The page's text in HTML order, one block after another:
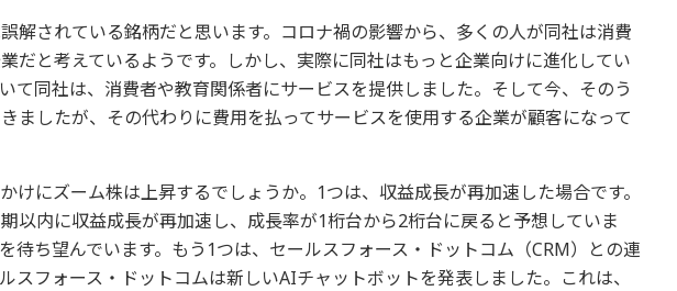
解されている銘柄だと思います。コロナ禍の影響から、多くの人が同社は消費
だと考えているようです。しかし、実際に同社はもっと企業向けに進化してい
て同社は、消費者や教育関係者にサービスを提供しました。そして今、そのう
ましたが、その代わりに費用を払ってサービスを使用する企業が顧客になって
けにズーム株は上昇するでしょうか。1つは、収益成長が再加速した場合です。
以内に収益成長が再加速し、成長率が1桁台から2桁台に戻ると予想していま
待ち望んでいます。もう1つは、セールスフォース・ドットコム（CRM）との連
スフォース・ドットコムは新しいAIチャットボットを発表しました。これは、